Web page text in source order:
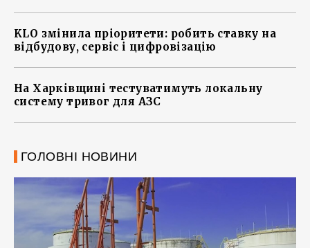
KLO змінила пріоритети: робить ставку на
відбудову, сервіс і цифровізацію
На Харківщині тестуватимуть локальну
систему тривог для АЗС
ГОЛОВНІ НОВИНИ